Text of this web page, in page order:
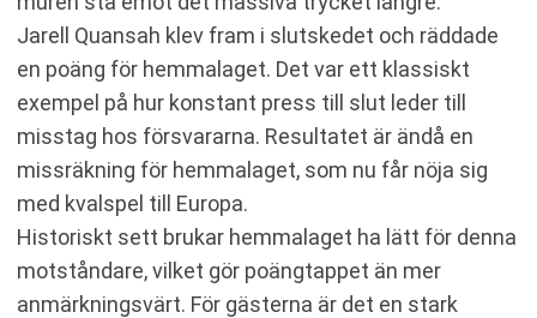
Jarell Quansah klev fram i slutskedet och räddade
en poäng för hemmalaget. Det var ett klassiskt
exempel på hur konstant press till slut leder till
misstag hos försvararna. Resultatet är ändå en
missräkning för hemmalaget, som nu får nöja sig
med kvalspel till Europa.
Historiskt sett brukar hemmalaget ha lätt för denna
motståndare, vilket gör poängtappet än mer
anmärkningsvärt. För gästerna är det en stark